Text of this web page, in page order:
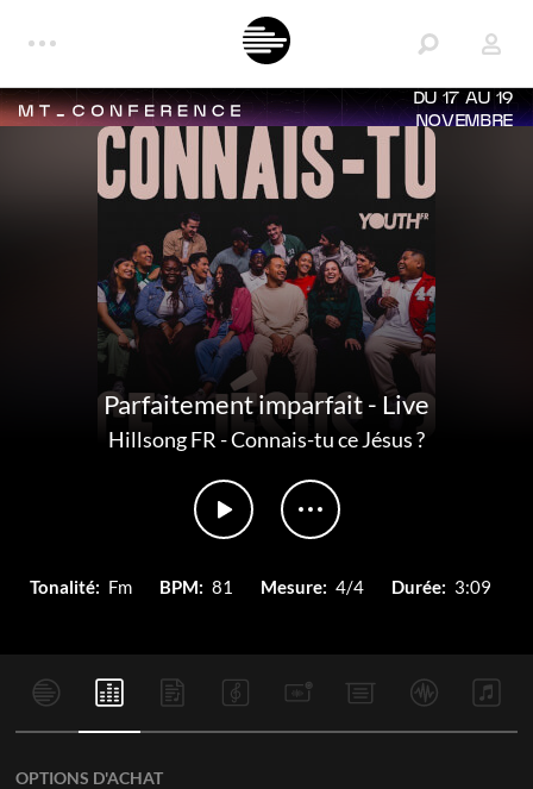
DU 17 AU 19
NOVEMBRE
Parfaitement imparfait - Live
Hillsong FR-Connais-tu ce Jésus ?
Tonalité: Fm BPM: 81 Mesure: 4/4 Durée: 3:09
OPTIONS D'ACHAT